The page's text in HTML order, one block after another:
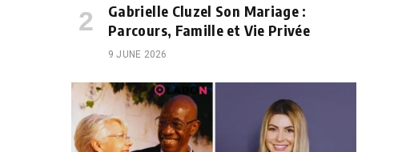
Gabrielle Cluzel Son Mariage :
Parcours, Famille et Vie Privée
9 JUNE 2026